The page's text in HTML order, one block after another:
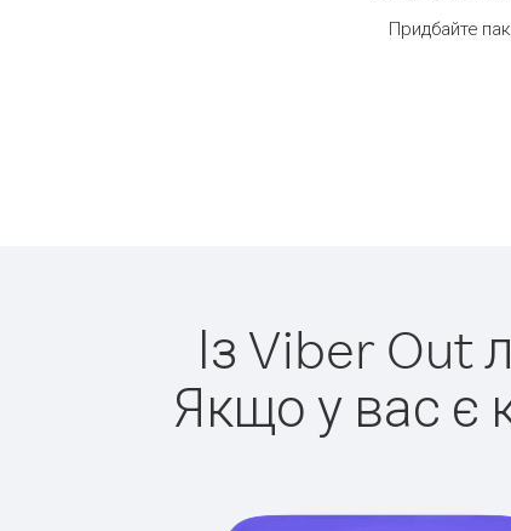
Придбайте
Із Viber Out
Якщо у вас є